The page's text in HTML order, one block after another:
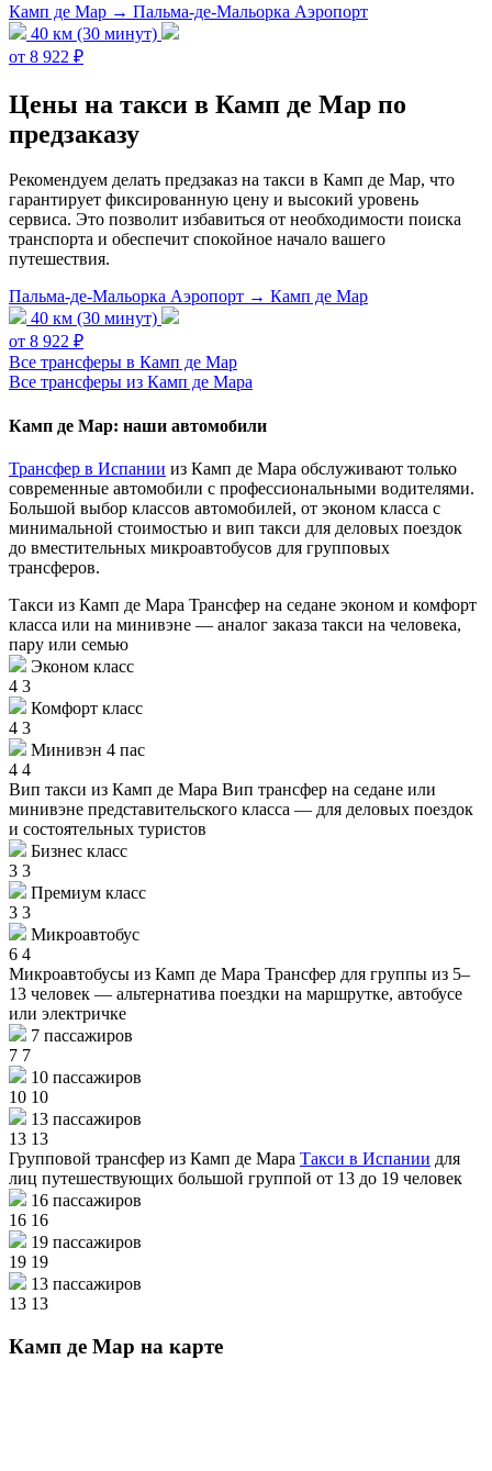
Камп де Мар → Пальма-де-Мальорка Аэропорт
40 км (30 минут)
от 8 922 ₽
Цены на такси в Камп де Мар по
предзаказу
Рекомендуем делать предзаказ на такси в Камп де Мар, что
гарантирует фиксированную цену и высокий уровень
сервиса. Это позволит избавиться от необходимости поиска
транспорта и обеспечит спокойное начало вашего
путешествия.
Пальма-де-Мальорка Аэропорт → Камп де Мар
40 км (30 минут)
от 8 922 ₽
Все трансферы в Камп де Мар
Все трансферы из Камп де Мара
Камп де Мар: наши автомобили
Трансфер в Испании из Камп де Мара обслуживают только
современные автомобили с профессиональными водителями.
Большой выбор классов автомобилей, от эконом класса с
минимальной стоимостью и вип такси для деловых поездок
до вместительных микроавтобусов для групповых
трансферов.
Такси из Камп де Мара Трансфер на седане эконом и комфорт
класса или на минивэне — аналог заказа такси на человека,
пару или семью
Эконом класс
4 3
Комфорт класс
4 3
Минивэн 4 пас
4 4
Вип такси из Камп де Мара Вип трансфер на седане или
минивэне представительского класса — для деловых поездок
и состоятельных туристов
Бизнес класс
3 3
Премиум класс
3 3
Микроавтобус
6 4
Микроавтобусы из Камп де Мара Трансфер для группы из 5–
13 человек — альтернатива поездки на маршрутке, автобусе
или электричке
7 пассажиров
7 7
10 пассажиров
10 10
13 пассажиров
13 13
Групповой трансфер из Камп де Мара Такси в Испании для
лиц путешествующих большой группой от 13 до 19 человек
16 пассажиров
16 16
19 пассажиров
19 19
13 пассажиров
13 13
Камп де Мар на карте